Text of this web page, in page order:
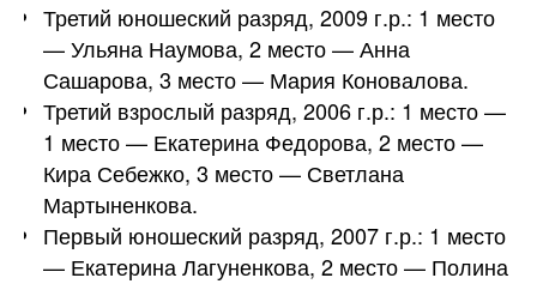
Третий юношеский разряд, 2009 г.р.: 1 место
— Ульяна Наумова, 2 место — Анна
Сашарова, 3 место — Мария Коновалова.
Третий взрослый разряд, 2006 г.р.: 1 место —
1 место — Екатерина Федорова, 2 место —
Кира Себежко, 3 место — Светлана
Мартыненкова.
Первый юношеский разряд, 2007 г.р.: 1 место
— Екатерина Лагуненкова, 2 место — Полина